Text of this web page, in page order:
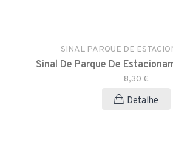
SINAL PARQUE DE
Sinal De Parque De
8,30 €
Detalhe